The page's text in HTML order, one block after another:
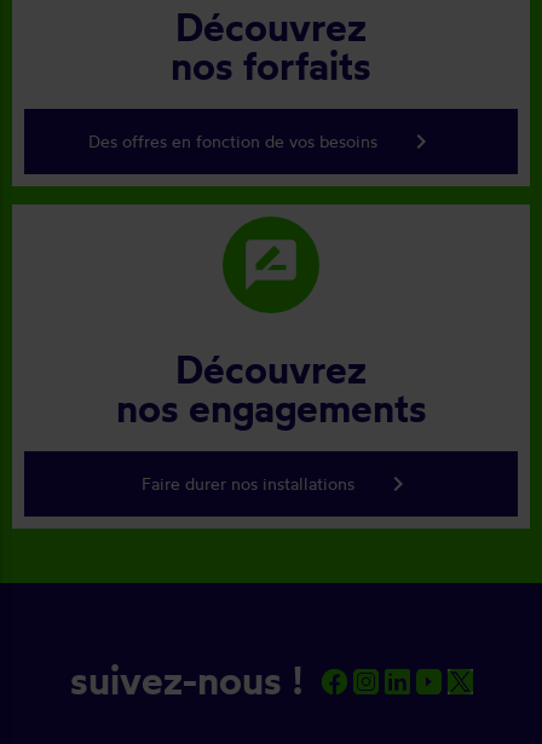
Découvrez
nos forfaits
Des offres en fonction de vos besoins keyboard_arrow_right
rate_review
Découvrez
nos engagements
Faire durer nos installations keyboard_arrow_right
suivez-nous !